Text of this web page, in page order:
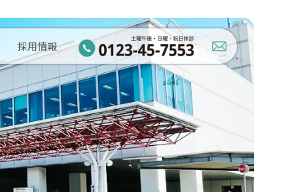
採用情報